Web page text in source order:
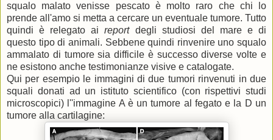
squalo malato venisse pescato è molto raro che chi lo
prende all'amo si metta a cercare un eventuale tumore. Tutto
quindi è relegato aireport degli studiosi del mare e di
questo tipo di animali. Sebbene quindi rinvenire uno squalo
ammalato di tumore sia difficile è successo diverse volte e
ne esistono anche testimonianze visive e catalogate.
Qui per esempio le immagini di due tumori rinvenuti in due
squali donati ad un istituto scientifico (con rispettivi studi
microscopici) l''immagine A è un tumore al fegato e la D un
tumore alla cartilagine: